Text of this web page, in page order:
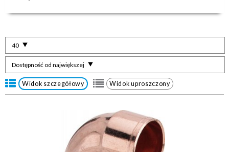
Dostępność od największej
40
Widok szczegółowy Widok uproszczony